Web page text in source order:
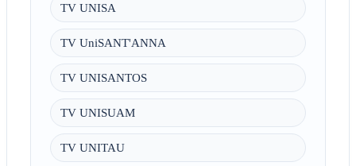
TV UNISA
TV UniSANT'ANNA
TV UNISANTOS
TV UNISUAM
TV UNITAU